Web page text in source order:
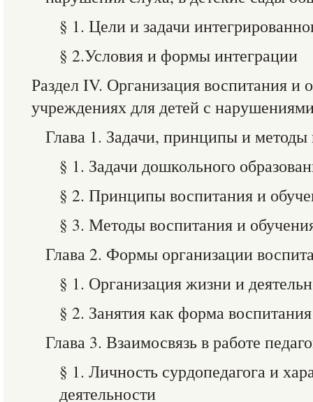
§ 1. Цели и задачи
§ 2.Условия и формы интеграции
Раздел IV. Организация воспитания и
учреждениях для детей с
Глава 1. Задачи, принципы и методы
§ 1. Задачи дошкольного
§ 2. Принципы воспитания и
§ 3. Методы воспитания и
Глава 2. Формы организации
§ 1. Организация жизни и
§ 2. Занятия как форма
Глава 3. Взаимосвязь в работе
§ 1. Личность сурдопедагога и
деятельности